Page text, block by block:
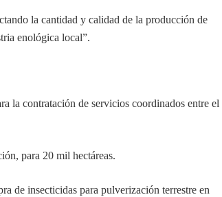
la cantidad y calidad de la producción de
enológica local”.
la contratación de servicios coordinados entre el
para 20 mil hectáreas.
de insecticidas para pulverización terrestre en